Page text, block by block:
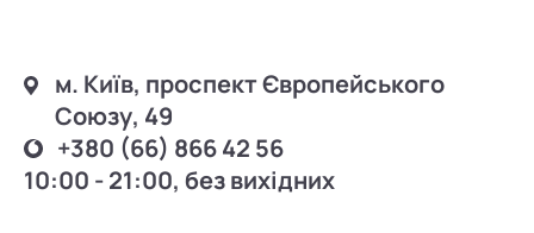
м. Київ, проспект Європейського
Союзу, 49
+380 (66) 866 42 56
10:00 - 21:00, без вихідних